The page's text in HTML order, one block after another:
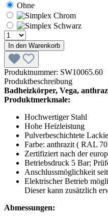
Ohne
In den Warenkorb
Produktnummer: SW10065.60
Produktbeschreibung
Badheizkörper, Vega,
Produktmerkmale:
Hochwertiger Stahl
Hohe Heizleistung
Pulverbeschichtete
Farbe: anthrazit ( RAL
Zertifiziert nach der
Betriebsdruck 5 Bar;
Anschlussmöglichkeit
Elektrischer Betrieb
Dieser kann zusätzlich
Abmessungen: